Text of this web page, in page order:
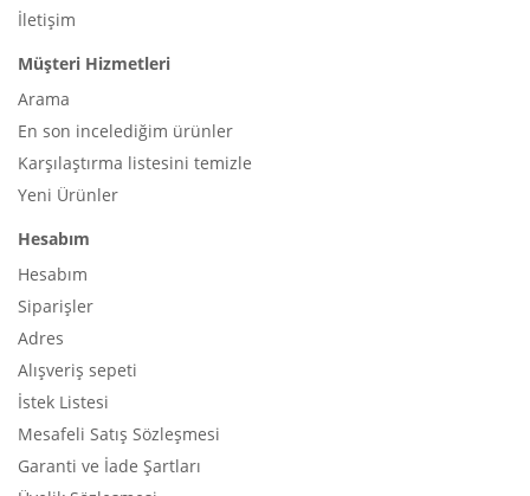
İletişim
Müşteri Hizmetleri
Arama
En son incelediğim ürünler
Karşılaştırma listesini temizle
Yeni Ürünler
Hesabım
Hesabım
Siparişler
Adres
Alışveriş sepeti
İstek Listesi
Mesafeli Satış Sözleşmesi
Garanti ve İade Şartları